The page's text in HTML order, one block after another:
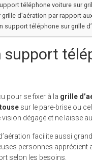
téléphone voiture sur
d’aération par rapport
téléphone sur grille
support
pour se fixer à la grille
sur le pare-brise ou
dégagé et ne laisse
facilite aussi
personnes apprécient
selon les besoins.